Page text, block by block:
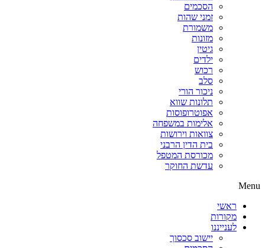
הסכמים
זמני שהות
משמורת
מזונות
גיטין
ילדים
רכוש
סלב
ניכור הורי
תלונות שווא
אפוטרופוסות
אלימות במשפחה
צוואות וירושות
בית הדין הרבני
מכורסת המטפל
עדשת החוקר
Menu
ראשי
מקורות
לענייננו
יישוב סכסוך